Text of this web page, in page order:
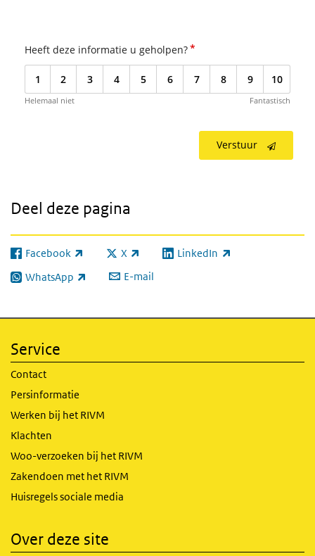
Heeft deze informatie u geholpen?*
1 2 3 4 5 6 7 8 9 10
Helemaal niet Fantastisch
Verstuur
Deel deze pagina
Facebook
(externe link) X
(externe link) LinkedIn
(externe link)
WhatsApp
(externe link) E-mail
Service
Contact
Persinformatie
Werken bij het RIVM
Klachten
Woo-verzoeken bij het RIVM
Zakendoen met het RIVM
Huisregels sociale media
Over deze site